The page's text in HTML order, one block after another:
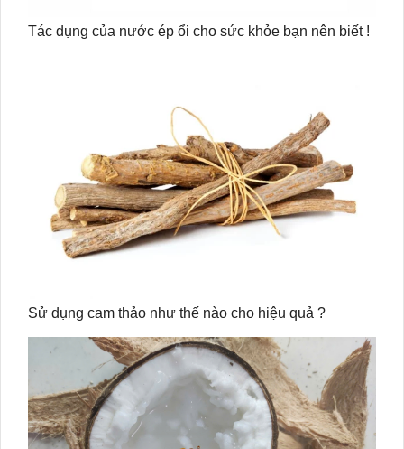
Tác dụng của nước ép ổi cho sức khỏe bạn nên biết !
Sử dụng cam thảo như thế nào cho hiệu quả ?